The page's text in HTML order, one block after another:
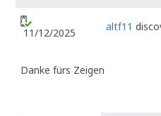
11/12/2025 altf11
Danke fürs Zeigen